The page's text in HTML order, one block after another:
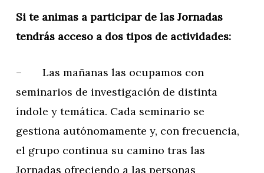
Si te animas a participar de las Jornadas
tendrás acceso a dos tipos de actividades:
– Las mañanas las ocupamos con
seminarios de investigación de distinta
índole y temática. Cada seminario se
gestiona autónomamente y, con frecuencia,
el grupo continua su camino tras las
Jornadas ofreciendo a las personas